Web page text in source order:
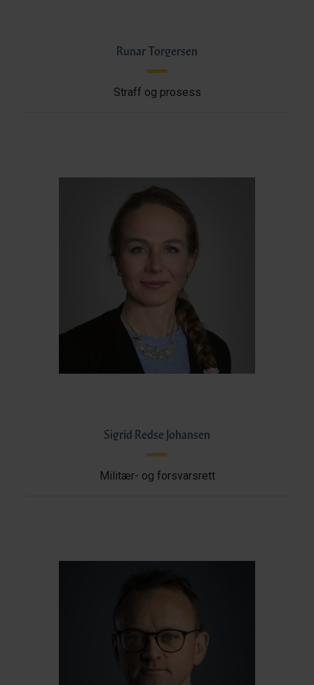
Runar Torgersen
Straff og prosess
Sigrid Redse Johansen
Militær- og forsvarsrett